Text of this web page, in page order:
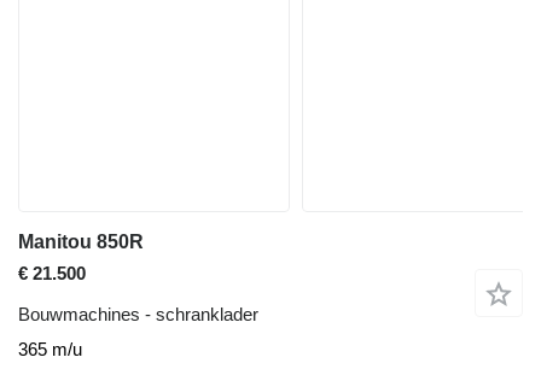
Manitou 850R
€ 21.500
Bouwmachines - schranklader
365 m/u